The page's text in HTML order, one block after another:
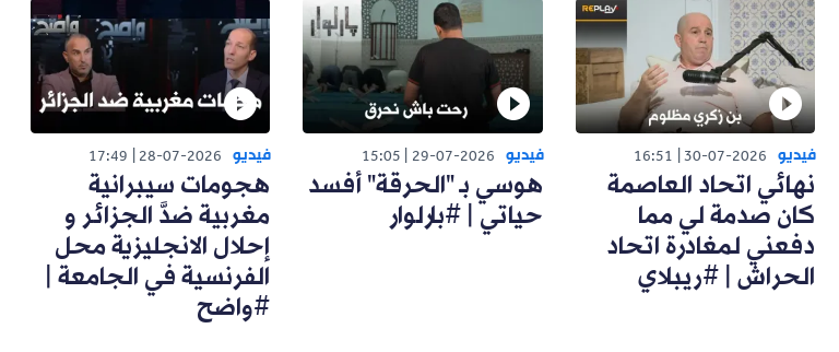
فيديو 30-07-2026
16:51
نهائي اتحاد العاصمة
كان صدمة لي مما
دفعني لمغادرة اتحاد
الحراش | #ريبلاي
فيديو 29-07-2026
15:05
هوسي بـ "الحرقة" أفسد
حياتي | #بارلوار
فيديو 28-07-2026
17:49
هجومات سيبرانية
مغربية ضدَّ الجزائر و
إحلال الانجليزية محل
الفرنسية في الجامعة |
#واضح